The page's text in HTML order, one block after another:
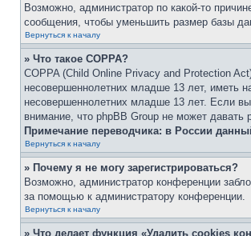
Возможно, администратор по какой-то
сообщения, чтобы уменьшить размер базы
Вернуться к началу
» Что такое COPPA?
COPPA (Child Online Privacy and Protection
несовершеннолетних младше 13 лет, иметь
несовершеннолетних младше 13 лет. Если
внимание, что phpBB Group не может
Примечание переводчика: в России
Вернуться к началу
» Почему я не могу зарегистрироваться?
Возможно, администратор конференции
за помощью к администратору конференции.
Вернуться к началу
» Что делает функция «Удалить cookies